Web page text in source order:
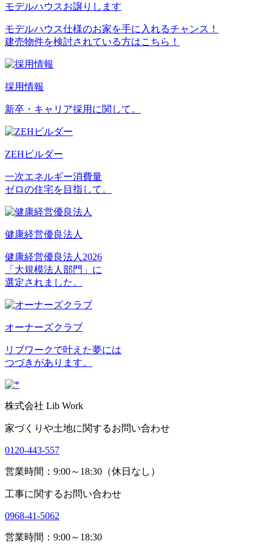
モデルハウスお譲りします
モデルハウス仕様のお家を手に入れるチャンス！
建売物件を検討されている方はこちら！
採用情報
新卒・キャリア採用に関して。
ZEHビルダー
一次エネルギー消費量
ゼロの住宅を目指して。
健康経営優良法人
健康経営優良法人2026
「大規模法人部門」に
選定されました。
オーナーズクラブ
リブワークで叶えた夢には
つづきがあります。
株式会社 Lib Work
家づくりや土地に関するお問い合わせ
0120-443-557
営業時間：9:00～18:30（休日なし）
工事に関するお問い合わせ
0968-41-5062
営業時間：9:00～18:30